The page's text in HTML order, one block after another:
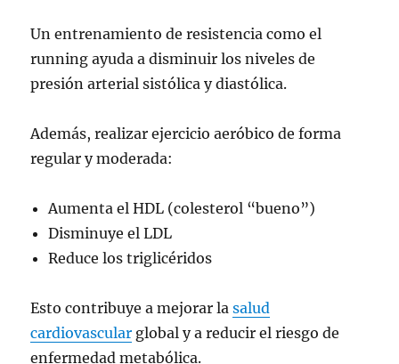
Un entrenamiento de resistencia como el
running ayuda a disminuir los niveles de
presión arterial sistólica y diastólica.
Además, realizar ejercicio aeróbico de forma
regular y moderada:
Aumenta el HDL (colesterol “bueno”)
Disminuye el LDL
Reduce los triglicéridos
Esto contribuye a mejorar lasalud
cardiovascular global y a reducir el riesgo de
enfermedad metabólica.